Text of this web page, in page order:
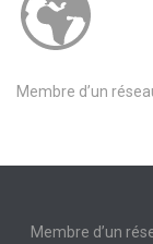
Membre d’un
Membre d’un